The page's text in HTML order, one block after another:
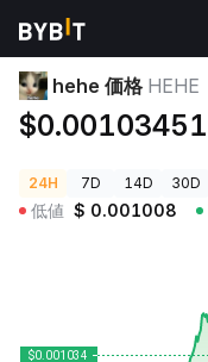
暗号資産価格
hehe 価格 HEHE
$0.00103451
24H 7D 14D 30D
低値 $ 0.001008